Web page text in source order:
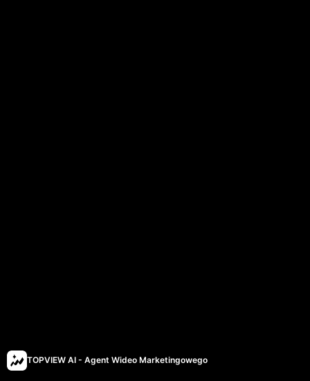
TOPVIEW AI - Agent Wideo Marketingowego